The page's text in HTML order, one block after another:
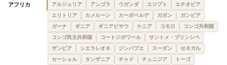
アフリカ アルジェリア アンゴラ ウガンダ エジプト
エチオピア
エリトリア
カメルーン カーボベルデ ガボン
ガンビア
ガーナ
ギニア ギニアビサウ ケニア コモロ
コンゴ共和国
コンゴ民主共和国
コートジボワール
サントメ・プリンシペ
ザンビア
シエラレオネ ジンバブエ スーダン
セネガル
セーシェル
タンザニア チャド チュニジア
トーゴ